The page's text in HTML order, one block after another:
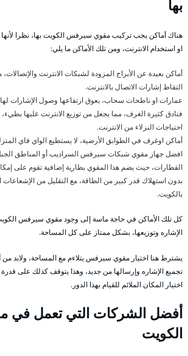
بها
هناك أماكن يجب تركيب مقوي سيرفس الكويت بها، نظرا لأنها
او استخدام الانترنت، ومن تلك الأماكن ما يلي:
أماكن بعيدة عن الأبراج المزودة لشبكات الانترنت
التقاط إشارات الاتصال بالانترنت.
عمارات او ناطحات سحاب، يعوق ارتفاعها وصول الإشارات
فنادق كثيرة الغرف، مما يجعل من توزيع الانترنت عليها بطيء،
احتياجات النزلاء من الانترنت.
أماكن اوغرف في الطوابق الأرضية، لا يستطيع الواي فاي
افضل جهاز مقوي شبكات سيرفس السراديب أو المناطق
القطارات، حيث يضم هذا المقوي بطارية إضافية تقوم على
بدون استهلاك قدر كبير من الطاقة، مع التقليل من
بالكويت.
كل تلك الأماكن في حاجة ماسة إلى وجود مقوي سيرفس
الإشاره وتوزيعها، بشكل ممتاز على كل المساحة.
يشترط هنا اختيار مقوي سيرفس يتلاءم مع المساحة، ولابد
تجميع الإشاره وإرسالها من جديد، وهذا يتوقف كذلك على
اختيار المكان الملائم للقيام بهذا الدور.
أفضل الشركات التي تعمل
الكويت